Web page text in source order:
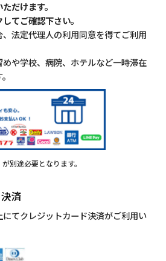
だけます。
てご確認下さい。
法定代理人の利用同意を得てご利用
や学校、病院、ホテルなど一時滞在
別途必要となります。
済
てクレジットカード決済がご利用い